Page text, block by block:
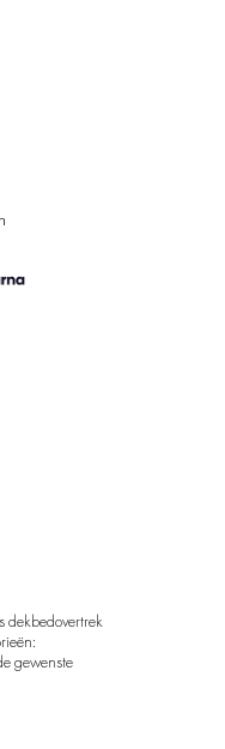
dekbedovertrek
gewenste